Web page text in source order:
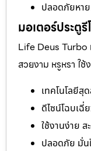
ปลอดภัยหา
มอเตอร์ประตู
Life Deus Turbo
สวยงาม หรูหรา ใ
เทคโนโลยีสุ
ดีไซน์โฉบเฉี่
ใช้งานง่าย ส
ปลอดภัย มั่น